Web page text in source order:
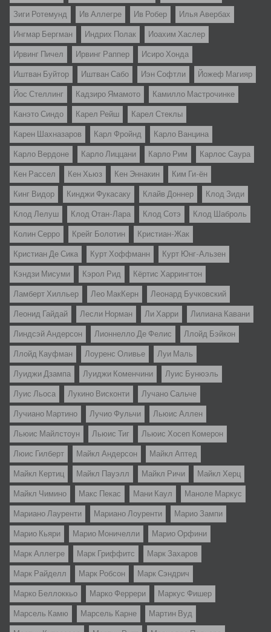
Зиги Ротемунд Ив Аллегре Ив Робер Илья Авербах
Ингмар Бергман Индрих Полак Иоахим Хаслер
Ирвинг Пичел Ирвинг Раппер Исиро Хонда
Иштван Буйтор Иштван Сабо Иэн Софтли Йожеф Магияр
Йос Стеллинг Кадзиро Ямамото Камилло Мастрочинке
Канэто Синдо Карел Рейш Карел Стеклы
Карен Шахназаров Карл Фройнд Карло Ванцина
Карло Вердоне Карло Лиццани Карло Рим Карлос Саура
Кен Рассел Кен Хьюз Кен Эннакин Ким Ги-ён
Кинг Видор Кинджи Фукасаку Клайв Доннер Клод Зиди
Клод Лелуш Клод Отан-Лара Клод Сотэ Клод Шаброль
Колин Серро Крейг Болотин Кристиан-Жак
Кристиан Де Сика Курт Хоффманн Курт Юнг-Альзен
Кэндзи Мисуми Кэрол Рид Кёртис Харрингтон
Ламберт Хилльер Лео МакКерн Леонард Бучковский
Леонид Гайдай Лесли Норман Ли Харри Лилиана Кавани
Линдсэй Андерсон Лионнелло Де Фелис Ллойд Бэйкон
Ллойд Кауфман Лоуренс Оливье Луи Маль
Луиджи Дзампа Луиджи Коменчини Луис Бунюэль
Луис Льоса Лукино Висконти Лучано Сальче
Лучиано Мартино Лучио Фульчи Льюис Аллен
Льюис Майлстоун Льюис Тиг Льюис Хосеп Комерон
Люис Гилберт Майкл Андерсон Майкл Аптед
Майкл Кертиц Майкл Пауэлл Майкл Ричи Майкл Херц
Майкл Чимино Макс Пекас Мани Каул Маноле Маркус
Мариано Лауренти Мариано Лоуренти Марио Зампи
Марио Кьяри Марио Моничелли Марио Орфини
Марк Аллегре Марк Гриффитс Марк Захаров
Марк Райделл Марк Робсон Марк Сэндрич
Марко Беллоккьо Марко Феррери Маркус Фишер
Марсель Камю Марсель Карне Мартин Вуд